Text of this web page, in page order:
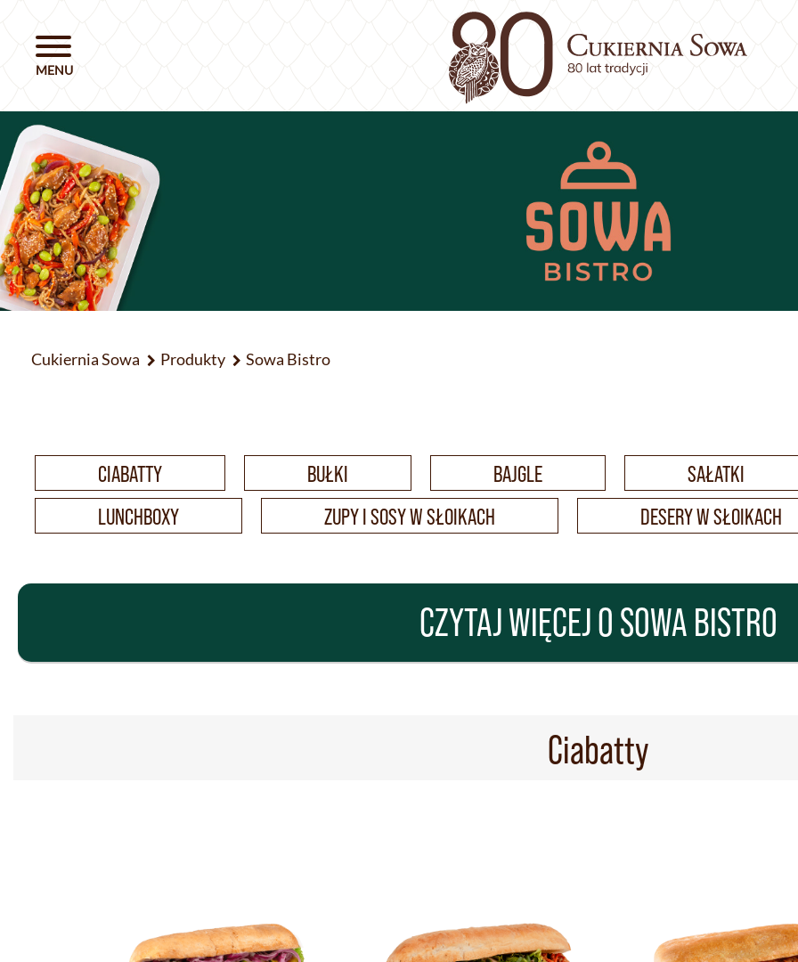
Cukiernia Sowa Produkty Sowa Bistro
CIABATTY BUŁKI BAJGLE
SAŁATKI
LUNCHBOXY
ZUPY I SOSY W SŁOIKACH DESERY W SŁOIKACH
CZYTAJ WIĘCEJ O SOWA BISTRO
Ciabatty